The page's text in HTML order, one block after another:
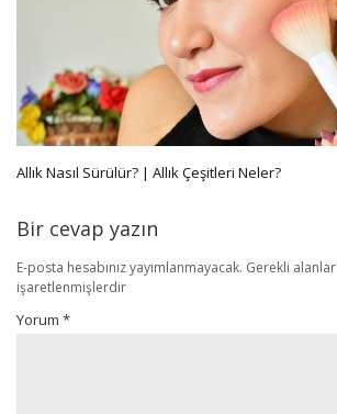
Allık Nasıl Sürülür? | Allık Çeşitleri Neler?
Bir cevap yazın
E-posta hesabınız yayımlanmayacak. Gerekli alanlar
işaretlenmişlerdir
Yorum *